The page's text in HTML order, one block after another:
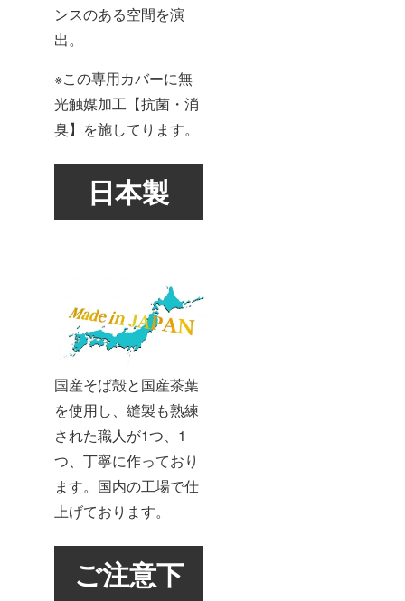
ンスのある空間を演
出。
※この専用カバーに無
光触媒加工【抗菌・消
臭】を施してります。
日本製
国産そば殻と国産茶葉
を使用し、縫製も熟練
された職人が1つ、1
つ、丁寧に作っており
ます。国内の工場で仕
上げております。
ご注意下